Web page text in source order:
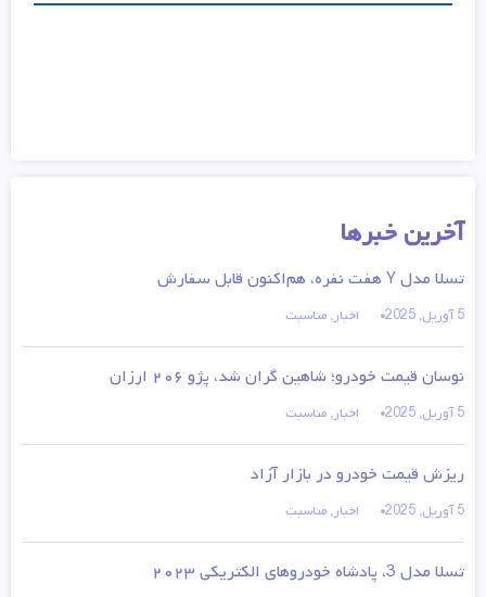
آخرین خبرها
تسلا مدل Y هفت نفره، هم‌اکنون قابل سفارش
5 آوریل, 2025 اخبار, مناسبت
نوسان قیمت خودرو؛ شاهین گران شد، پژو ۲۰۶ ارزان
5 آوریل, 2025 اخبار, مناسبت
ریزش قیمت خودرو در بازار آزاد
5 آوریل, 2025 اخبار, مناسبت
تسلا مدل 3، پادشاه خودروهای الکتریکی ۲۰۲۳